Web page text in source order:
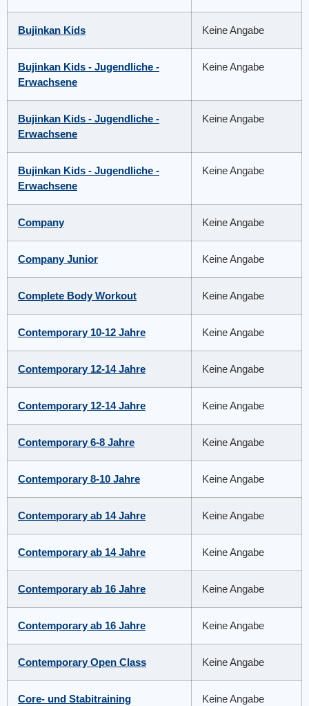
Bujinkan Kids Keine Angabe
Bujinkan Kids - Jugendliche -
Erwachsene
Keine Angabe
Bujinkan Kids - Jugendliche -
Erwachsene
Keine Angabe
Bujinkan Kids - Jugendliche -
Erwachsene
Keine Angabe
Company Keine Angabe
Company Junior Keine Angabe
Complete Body Workout Keine Angabe
Contemporary 10-12 Jahre Keine Angabe
Contemporary 12-14 Jahre Keine Angabe
Contemporary 12-14 Jahre Keine Angabe
Contemporary 6-8 Jahre Keine Angabe
Contemporary 8-10 Jahre Keine Angabe
Contemporary ab 14 Jahre Keine Angabe
Contemporary ab 14 Jahre Keine Angabe
Contemporary ab 16 Jahre Keine Angabe
Contemporary ab 16 Jahre Keine Angabe
Contemporary Open Class Keine Angabe
Core- und Stabitraining
Keine Angabe